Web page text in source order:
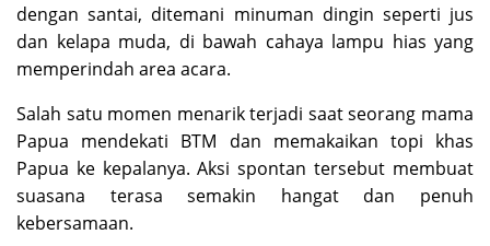
dengan santai, ditemani minuman dingin seperti jus
dan kelapa muda, di bawah cahaya lampu hias yang
memperindah area acara.
Salah satu momen menarik terjadi saat seorang mama
Papua mendekati BTM dan memakaikan topi khas
Papua ke kepalanya. Aksi spontan tersebut membuat
suasana terasa semakin hangat dan penuh
kebersamaan.